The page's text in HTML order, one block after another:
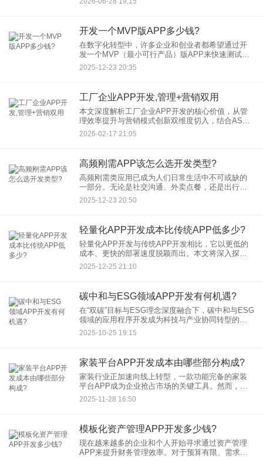
开发一个MVP版APP多少钱?
在数字化转型中，许多企业和创业者都希望通过开
发一个MVP（最小可行产品）版APP来快速测试市
场想法。MVP版APP开发聚焦于核心功能，以最低
成本验证产品可行性，从而降低风险。但一个常见
2025-12-23 20:35
工厂企业APP开发,管理+营销双用
本文深度解析工厂企业APP开发的核心价值，从管
理效率提升与营销模式创新双维度切入，结合ASUN
设备云、智能工厂等成功案例，揭示如何通过定制
化开发实现生产透明化、库存智能化、营销精准
2026-02-17 21:05
高频刚需APP该怎么选开发类型?
高频刚需类应用已成为人们日常生活中不可或缺的
一部分。无论是社交沟通、外卖点餐，还是出行导
航、支付工具，这类APP用户使用频次高、需求强
烈，市场竞争也尤为激烈。对于创业者或企业而
2025-12-23 20:50
轻量化APP开发成本比传统APP低多少?
轻量化APP开发与传统APP开发相比，它以更低的
成本、更快的部署速度脱颖而出。本文将深入探讨
轻量化APP开发成本相比传统APP的节省幅度，并
分析其背后的原因，帮助您做出更明智的开发决
2025-12-25 21:10
碳中和与ESG领域APP开发有何机遇?
在“双碳”目标与ESG理念深度融合下，碳中和与ESG
领域的应用程序开发成为科技与产业协同转型的关
键抓手。本文从政策驱动、市场需求、技术创新三
大维度，解析应用程序开发者如何通过数字化工具
2025-10-25 19:15
家装平台APP开发成本由哪些部分构成?
家装行业正加速向线上转型，一款功能完备的家装
平台APP成为企业抢占市场的关键工具。然而，开
发一款高质量的家装APP并非易事，其成本构成复
杂且差异较大。不同地区、不同规模、不同功能需
2025-11-28 16:50
模板化资产管理APP开发多少钱?
现在越来越多的企业和个人开始寻求通过资产管理
APP来提升财务管理效率。对于预算有限、需求标